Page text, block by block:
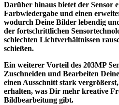
Darüber hinaus bietet der Sensor
Farbwiedergabe und einen
wodurch Deine Bilder lebendig
der fortschrittlichen
schlechten Lichtverhältnissen
schießen.
Ein weiterer Vorteil des 203MP
Zuschneiden und Bearbeiten
einen Ausschnitt stark
erhalten, was Dir mehr kreative
Bildbearbeitung gibt.